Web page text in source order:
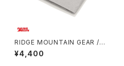
RIDGE MOUNTAIN GEAR /
TRAVEL POUCH PLUS（ULT
RA）
¥4,400